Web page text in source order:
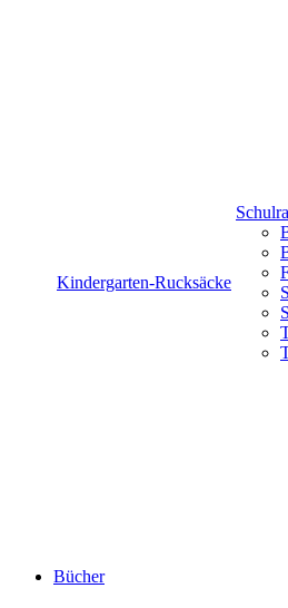
Kindergarten-Rucksäcke
Bücher